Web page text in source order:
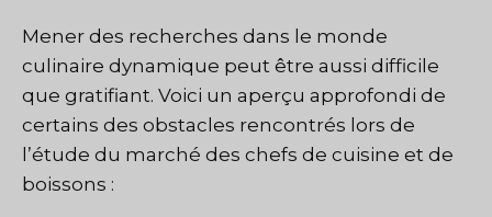
Mener des recherches dans le monde
culinaire dynamique peut être aussi difficile
que gratifiant. Voici un aperçu approfondi de
certains des obstacles rencontrés lors de
l’étude du marché des chefs de cuisine et de
boissons :